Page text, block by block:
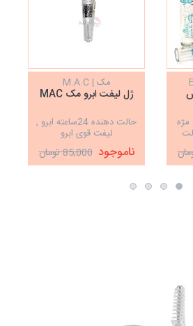
مک | M.A.C
ژل لیفت ابرو مک MAC
حالت دهنده 24ساعته ابرو ,
لیفت قوی ابرو
ناموجود 85,000 تومان